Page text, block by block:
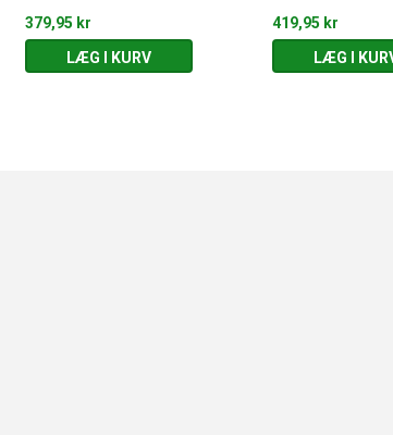
379,95 kr
LÆG I KURV
419,95 kr
LÆG I